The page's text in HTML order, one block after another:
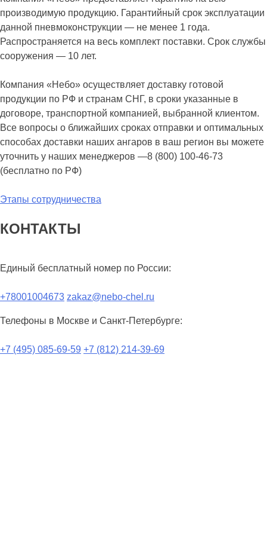
производимую продукцию. Гарантийный срок эксплуатации
данной пневмоконструкции — не менее 1 года.
Распространяется на весь комплект поставки. Срок службы
сооружения — 10 лет.
Компания «Небо» осуществляет доставку готовой
продукции по РФ и странам СНГ, в сроки указанные в
договоре, транспортной компанией, выбранной клиентом.
Все вопросы о ближайших сроках отправки и оптимальных
способах доставки наших ангаров в ваш регион вы можете
уточнить у наших менеджеров —8 (800) 100-46-73
(бесплатно по РФ)
Этапы сотрудничества
КОНТАКТЫ
Единый бесплатный номер по России:
+78001004673 zakaz@nebo-chel.ru
Телефоны в Москве и Санкт-Петербурге:
+7 (495) 085-69-59 +7 (812) 214-39-69